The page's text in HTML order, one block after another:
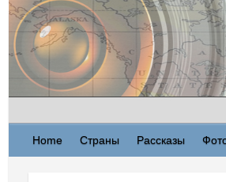
Home Страны Рассказы